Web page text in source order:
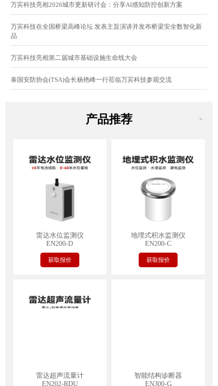
万宾科技亮相2026城市更新研讨会：分享AI感知防控创新方案
万宾科技在全国桥梁高峰论坛 发表主旨演讲并发布桥梁安全数智化新
品
万宾科技亮相第二届城市基础设施生命线大会
泰国安防协会(TSA)会长杨艳峰一行莅临万宾科技参观交流
产品推荐 >
雷达水位监测仪
EN200-D
获取报价
地埋式积水监测仪
EN200-C
获取报价
雷达超声流量计
EN202-RDU
智能结构诊断器
EN300-G